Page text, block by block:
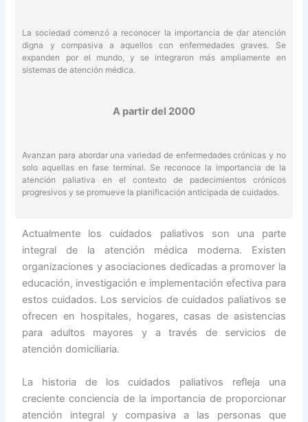
La sociedad comenzó a reconocer la importancia de dar atención
digna y compasiva a aquellos con enfermedades graves. Se
expanden por el mundo, y se integraron más ampliamente en
sistemas de atención médica.
A partir del 2000
Avanzan para abordar una variedad de enfermedades crónicas y no
solo aquellas en fase terminal. Se reconoce la importancia de la
atención paliativa en el contexto de padecimientos crónicos
progresivos y se promueve la planificación anticipada de cuidados.
Actualmente los cuidados paliativos son una parte
integral de la atención médica moderna. Existen
organizaciones y asociaciones dedicadas a promover la
educación, investigación e implementación efectiva para
estos cuidados. Los servicios de cuidados paliativos se
ofrecen en hospitales, hogares, casas de asistencias
para adultos mayores y a través de servicios de
atención domiciliaria.
La historia de los cuidados paliativos refleja una
creciente conciencia de la importancia de proporcionar
atención integral y compasiva a las personas que